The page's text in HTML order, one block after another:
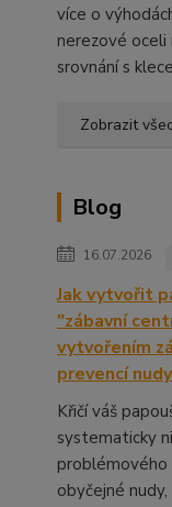
více o
nerezové oceli
srovnání s
Zobrazit
Blog
16.07.2026
Jak vytvořit
"zábavní
vytvořením
prevencí nudy
Křičí váš
systematicky
problémového
obyčejné